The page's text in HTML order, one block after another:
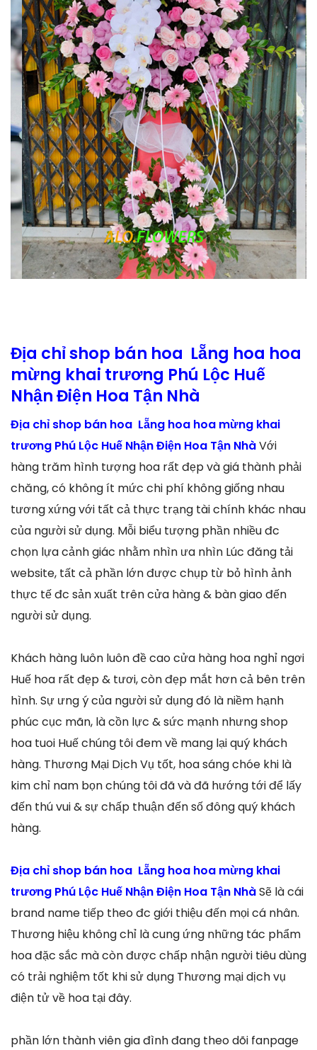
Địa chỉ shop bán hoa Lẵng hoa hoa
mừng khai trương Phú Lộc Huế
Nhận Điện Hoa Tận Nhà
Địa chỉ shop bán hoa Lẵng hoa hoa mừng khai
trương Phú Lộc Huế Nhận Điện Hoa Tận NhàVới
hàng trăm hình tượng hoa rất đẹp và giá thành phải
chăng, có không ít mức chi phí không giống nhau
tương xứng với tất cả thực trạng tài chính khác nhau
của người sử dụng. Mỗi biểu tượng phần nhiều đc
chọn lựa cảnh giác nhằm nhìn ưa nhìn Lúc đăng tải
website, tất cả phần lớn được chụp từ bỏ hình ảnh
thực tế đc sản xuất trên cửa hàng & bàn giao đến
người sử dụng.
Khách hàng luôn luôn đề cao cửa hàng hoa nghỉ ngơi
Huế hoa rất đẹp & tươi, còn đẹp mắt hơn cả bên trên
hình. Sự ưng ý của người sử dụng đó là niềm hạnh
phúc cục mãn, là cồn lực & sức mạnh nhưng shop
hoa tuoi Huế chúng tôi đem về mang lại quý khách
hàng. Thương Mại Dịch Vụ tốt, hoa sáng chóe khi là
kim chỉ nam bọn chúng tôi đã và đã hướng tới để lấy
đến thú vui & sự chấp thuận đến số đông quý khách
hàng.
Địa chỉ shop bán hoa Lẵng hoa hoa mừng khai
trương Phú Lộc Huế Nhận Điện Hoa Tận NhàSẽ là cái
brand name tiếp theo đc giới thiệu đến mọi cá nhân.
Thương hiệu không chỉ là cung ứng những tác phẩm
hoa đặc sắc mà còn được chấp nhận người tiêu dùng
có trải nghiệm tốt khi sử dụng Thương mại dịch vụ
điện tử về hoa tại đây.
phần lớn thành viên gia đình đang theo dõi fanpage